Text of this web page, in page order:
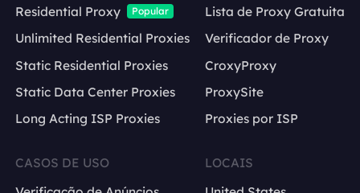
Residential Proxy
Popular
Unlimited Residential Proxies
Static Residential Proxies
Static Data Center Proxies
Long Acting ISP Proxies
Lista de Proxy Gratuita
Verificador de Proxy
CroxyProxy
ProxySite
Proxies por ISP
CASOS DE USO
LOCAIS